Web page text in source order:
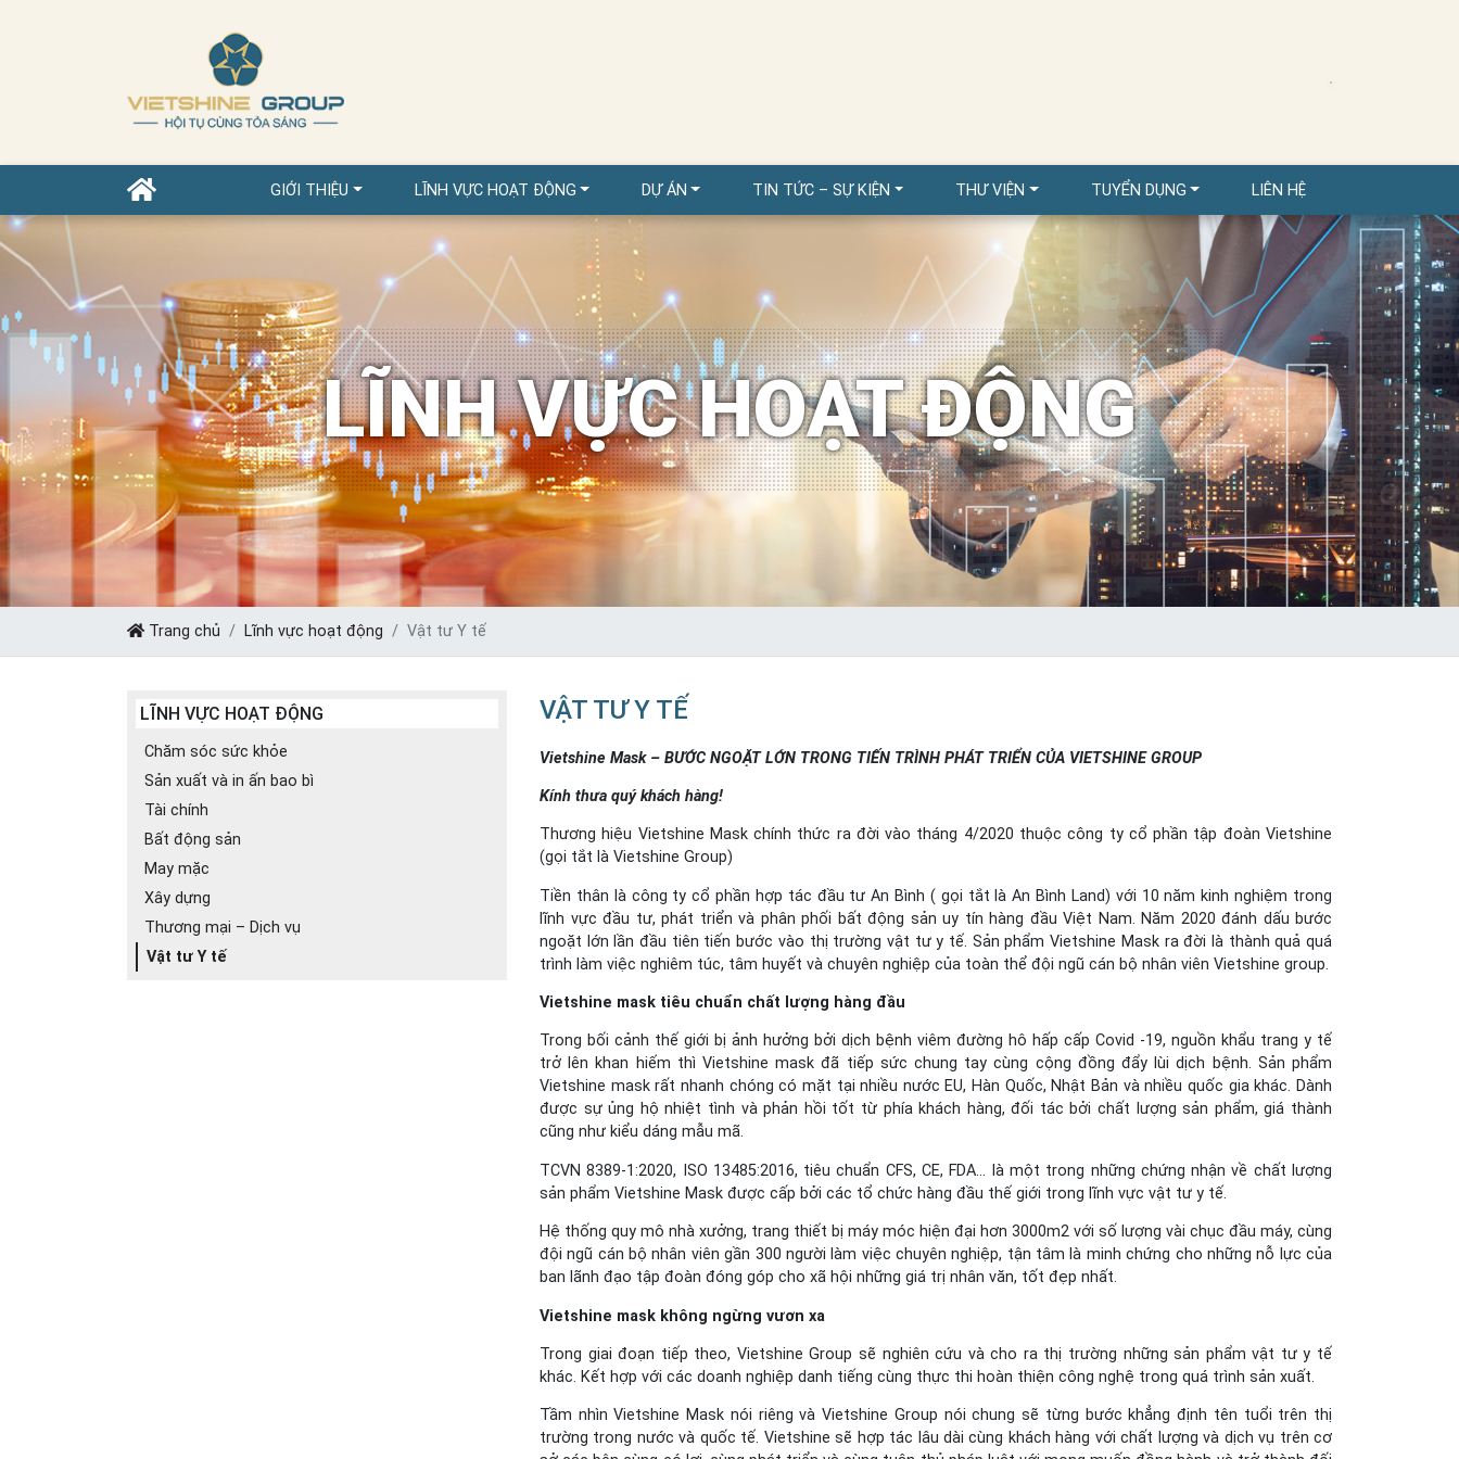
GIỚI THIỆU LĨNH VỰC HOẠT ĐỘNG DỰ ÁN TIN TỨC – SỰ KIỆN THƯ VIỆN TUYỂN DỤNG LIÊN HỆ
LĨNH VỰC HOẠT ĐỘNG
Trang chủ Lĩnh vực hoạt động Vật tư Y tế
LĨNH VỰC HOẠT ĐỘNG
Chăm sóc sức khỏe
Sản xuất và in ấn bao bì
Tài chính
Bất động sản
May mặc
Xây dựng
Thương mại – Dịch vụ
Vật tư Y tế
VẬT TƯ Y TẾ
Vietshine Mask – BƯỚC NGOẶT LỚN TRONG TIẾN TRÌNH PHÁT TRIỂN CỦA VIETSHINE GROUP
Kính thưa quý khách hàng!
Thương hiệu Vietshine Mask chính thức ra đời vào tháng 4/2020 thuộc công ty cổ phần tập đoàn Vietshine
(gọi tắt là Vietshine Group)
Tiền thân là công ty cổ phần hợp tác đầu tư An Bình ( gọi tắt là An Bình Land) với 10 năm kinh nghiệm trong
lĩnh vực đầu tư, phát triển và phân phối bất động sản uy tín hàng đầu Việt Nam. Năm 2020 đánh dấu bước
ngoặt lớn lần đầu tiên tiến bước vào thị trường vật tư y tế. Sản phẩm Vietshine Mask ra đời là thành quả quá
trình làm việc nghiêm túc, tâm huyết và chuyên nghiệp của toàn thể đội ngũ cán bộ nhân viên Vietshine group.
Vietshine mask tiêu chuẩn chất lượng hàng đầu
Trong bối cảnh thế giới bị ảnh hưởng bởi dịch bệnh viêm đường hô hấp cấp Covid -19, nguồn khẩu trang y tế
trở lên khan hiếm thì Vietshine mask đã tiếp sức chung tay cùng cộng đồng đẩy lùi dịch bệnh. Sản phẩm
Vietshine mask rất nhanh chóng có mặt tại nhiều nước EU, Hàn Quốc, Nhật Bản và nhiều quốc gia khác. Dành
được sự ủng hộ nhiệt tình và phản hồi tốt từ phía khách hàng, đối tác bởi chất lượng sản phẩm, giá thành
cũng như kiểu dáng mẫu mã.
TCVN 8389-1:2020, ISO 13485:2016, tiêu chuẩn CFS, CE, FDA… là một trong những chứng nhận về chất lượng
sản phẩm Vietshine Mask được cấp bởi các tổ chức hàng đầu thế giới trong lĩnh vực vật tư y tế.
Hệ thống quy mô nhà xưởng, trang thiết bị máy móc hiện đại hơn 3000m2 với số lượng vài chục đầu máy, cùng
đội ngũ cán bộ nhân viên gần 300 người làm việc chuyên nghiệp, tận tâm là minh chứng cho những nỗ lực của
ban lãnh đạo tập đoàn đóng góp cho xã hội những giá trị nhân văn, tốt đẹp nhất.
Vietshine mask không ngừng vươn xa
Trong giai đoạn tiếp theo, Vietshine Group sẽ nghiên cứu và cho ra thị trường những sản phẩm vật tư y tế
khác. Kết hợp với các doanh nghiệp danh tiếng cùng thực thi hoàn thiện công nghệ trong quá trình sản xuất.
Tầm nhìn Vietshine Mask nói riêng và Vietshine Group nói chung sẽ từng bước khẳng định tên tuổi trên thị
trường trong nước và quốc tế. Vietshine sẽ hợp tác lâu dài cùng khách hàng với chất lượng và dịch vụ trên cơ